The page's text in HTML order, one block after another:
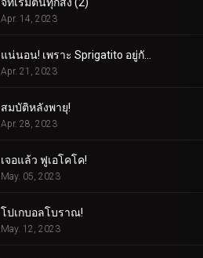
Apr. 14, 2023
Apr. 21, 2023
สมบัติหลังพายุ!
Apr. 28, 2023
เจอแล้ว ฟูเอโคโค!
May. 05, 2023
โปเกบอลโบราณ!
May. 12, 2023